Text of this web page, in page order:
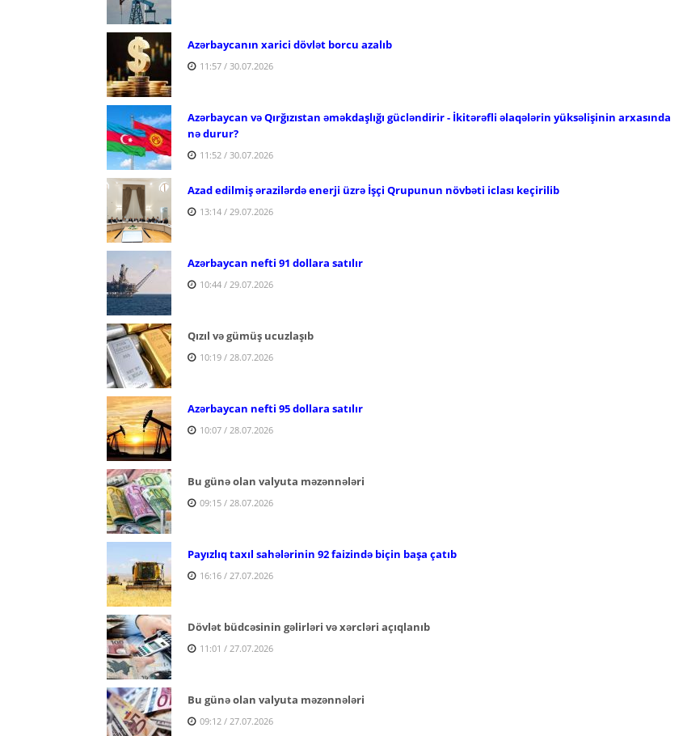
Azərbaycanın xarici dövlət borcu azalıb
11:57 / 30.07.2026
Azərbaycan və Qırğızıstan əməkdaşlığı gücləndirir - İkitərəfli əlaqələrin yüksəlişinin arxasında
nə durur?
11:52 / 30.07.2026
Azad edilmiş ərazilərdə enerji üzrə İşçi Qrupunun növbəti iclası keçirilib
13:14 / 29.07.2026
Azərbaycan nefti 91 dollara satılır
10:44 / 29.07.2026
Qızıl və gümüş ucuzlaşıb
10:19 / 28.07.2026
Azərbaycan nefti 95 dollara satılır
10:07 / 28.07.2026
Bu günə olan valyuta məzənnələri
09:15 / 28.07.2026
Payızlıq taxıl sahələrinin 92 faizində biçin başa çatıb
16:16 / 27.07.2026
Dövlət büdcəsinin gəlirləri və xərcləri açıqlanıb
11:01 / 27.07.2026
Bu günə olan valyuta məzənnələri
09:12 / 27.07.2026